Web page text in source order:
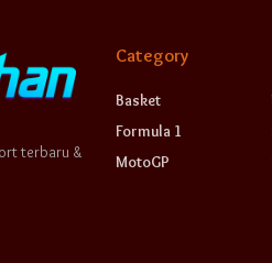
terbaru &
Category
Basket
Formula 1
MotoGP